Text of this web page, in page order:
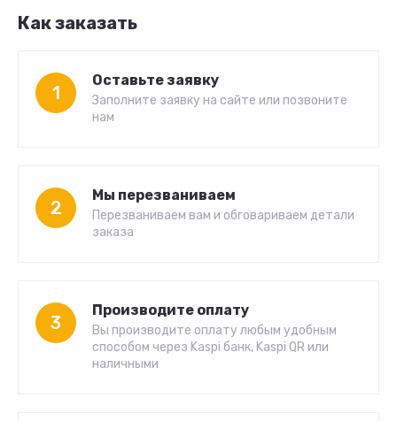
Как заказать
1
Оставьте заявку
Заполните заявку на сайте или позвоните
нам
2
Мы перезваниваем
Перезваниваем вам и обговариваем детали
заказа
3
Производите оплату
Вы производите оплату любым удобным
способом через Kaspi банк, Kaspi QR или
наличными